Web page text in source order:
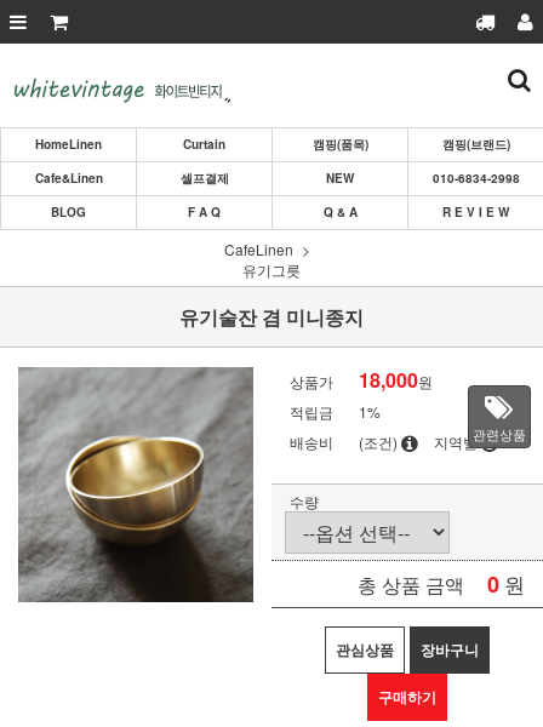
HomeLinen Curtain 캠핑(품목)
캠핑(브랜드)
Cafe&Linen
셀프결제 NEW
010-6834-2998
BLOG
F A Q Q & A R E V I E W
CafeLinen
유기그릇
유기술잔 겸 미니종지
상품가 18,000원
적립금
1%
배송비
(조건) 지역별관련상품
수량
총 상품 금액 0 원
관심상품 장바구니
구매하기